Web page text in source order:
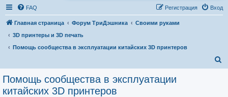
FAQ Вход
Регистрация
Главная страница Форум ТриДэшника
Своими руками
3D принтеры и 3D печать
Помощь сообщества в эксплуатации китайских 3D принтеров
Помощь сообщества в эксплуатации
китайских 3D принтеров